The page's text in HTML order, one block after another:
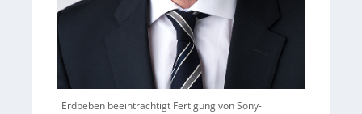
Erdbeben beeinträchtigt Fertigung von Sony-